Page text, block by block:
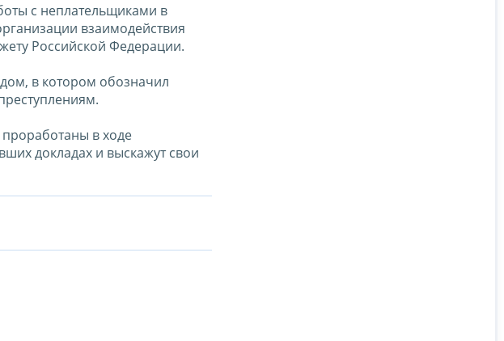
с неплательщиками в
взаимодействия
Российской Федерации.
в котором обозначил
в ходе
докладах и выскажут свои